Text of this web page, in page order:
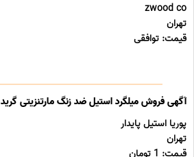
zwood co
تهران
قیمت: توافقی
آگهی فروش میلگرد استیل ضد زنگ مارتنزیتی گرید 1.4122 (X39CrMo17-1)
پوریا استیل پایدار
تهران